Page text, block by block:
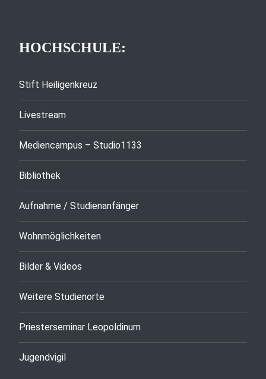
HOCHSCHULE:
Stift Heiligenkreuz
Livestream
Mediencampus – Studio1133
Bibliothek
Aufnahme / Studienanfänger
Wohnmöglichkeiten
Bilder & Videos
Weitere Studienorte
Priesterseminar Leopoldinum
Jugendvigil